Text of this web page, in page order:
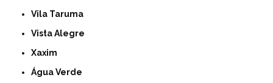
Vila Taruma
Vista Alegre
Xaxim
Água Verde